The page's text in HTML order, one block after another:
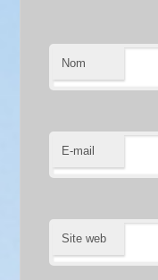
Nom
E-mail
Site web